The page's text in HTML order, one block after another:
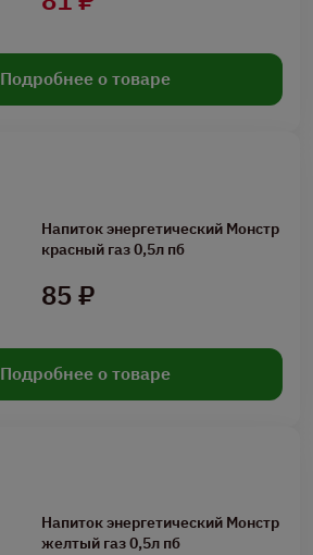
Подробнее о товаре
Напиток энергетический Монстр
красный газ 0,5л пб
85 ₽
Подробнее о товаре
Напиток энергетический Монстр
желтый газ 0,5л пб